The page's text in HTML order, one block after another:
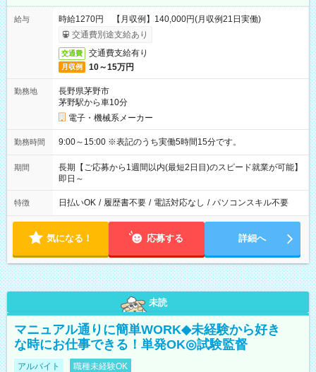
給与
時給1270円 【月収例】140,000円(月収例21日実働)
交通費別途支給あり
交通費 交通費支給有り
月収例 10～15万円
勤務地
長野県茅野市
茅野駅から車10分
電子・機械系メーカー
勤務時間 9:00～15:00 ※表記のうち実働5時間15分です。
期間
長期【ご応募から1週間以内(最短2日目)のスピード就業が可能】
即日～
特徴 日払いOK / 履歴書不要 / 電話対応なし / パソコンスキル不要
気になる！ 応募する 詳細へ
未読
マニュアル通りに簡単WORK◆未経験から好き
な時にお仕事できる！単発OK◎試験監督
アルバイト 職種未経験OK